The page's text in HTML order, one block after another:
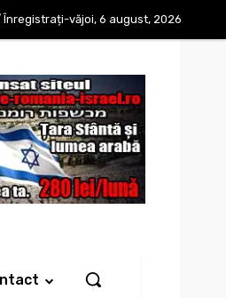
joi, 6 august, 2026
vă